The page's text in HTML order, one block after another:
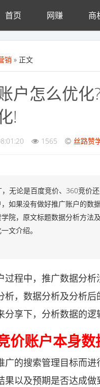
首页 网赚 商
销 » 正文
户怎么优
!
1565 丝路赞
无论是百度竞价、360竞价
如果没有做好推广账户的数
院，原文标题数据分析方法
文介绍。
程中，推广数据分析
析，数据分析及分析
分享下，分析数据的
价账户本身数
的搜索管理目标而进
果以及预期是否达成